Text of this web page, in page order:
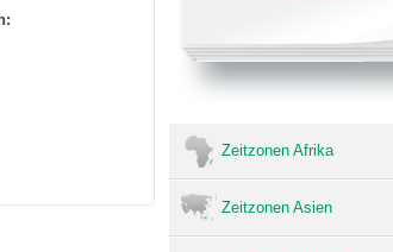
Zeitzonen Afrika
Zeitzonen Asien